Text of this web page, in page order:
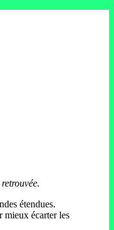
étendues.
mieux écarter les